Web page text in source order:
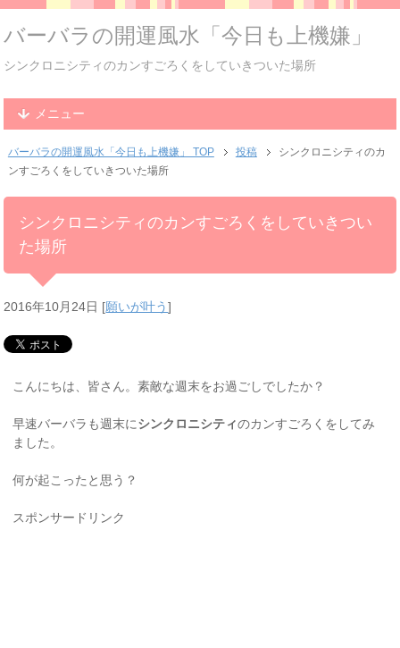
バーバラの開運風水「今日も上機嫌」
シンクロニシティのカンすごろくをしていきついた場所
メニュー
バーバラの開運風水「今日も上機嫌」 TOP 投稿
シンクロニシティのカ
ンすごろくをしていきついた場所
シンクロニシティのカンすごろくをしていきつい
た場所
2016年10月24日 [願いが叶う]
こんにちは、皆さん。素敵な週末をお過ごしでしたか？
早速バーバラも週末にシンクロニシティのカンすごろくをしてみ
ました。
何が起こったと思う？
スポンサードリンク